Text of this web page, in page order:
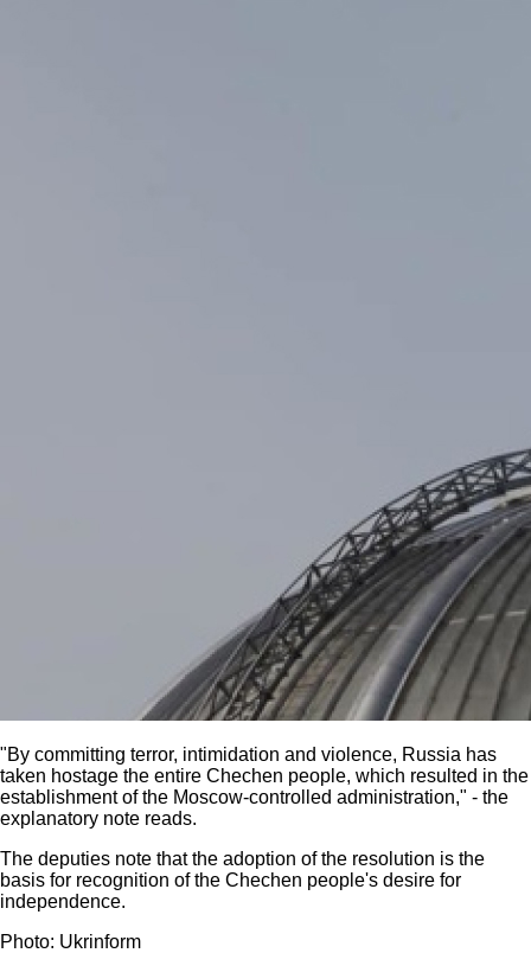
"By committing terror, intimidation and violence, Russia has
taken hostage the entire Chechen people, which resulted in the
establishment of the Moscow-controlled administration," - the
explanatory note reads.
The deputies note that the adoption of the resolution is the
basis for recognition of the Chechen people's desire for
independence.
Photo: Ukrinform